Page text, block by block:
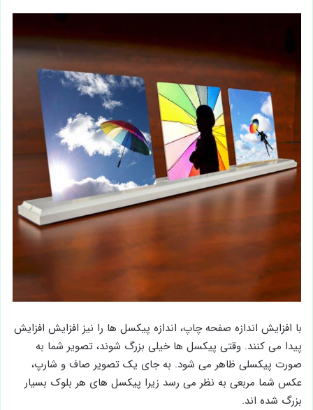
با افزایش اندازه صفحه چاپ، اندازه پیکسل ها را نیز افزایش افزایش
پیدا می کنند. وقتی پیکسل ها خیلی بزرگ شوند، تصویر شما به
صورت پیکسلی ظاهر می شود. به جای یک تصویر صاف و شارپ،
عکس شما مربعی به نظر می رسد زیرا پیکسل های هر بلوک بسیار
بزرگ شده اند.